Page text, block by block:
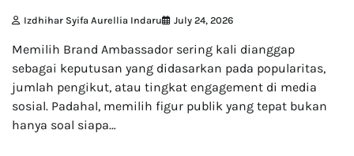
Izdhihar Syifa Aurellia Indaru July 24, 2026
Memilih Brand Ambassador sering kali dianggap
sebagai keputusan yang didasarkan pada popularitas,
jumlah pengikut, atau tingkat engagement di media
sosial. Padahal, memilih figur publik yang tepat bukan
hanya soal siapa…